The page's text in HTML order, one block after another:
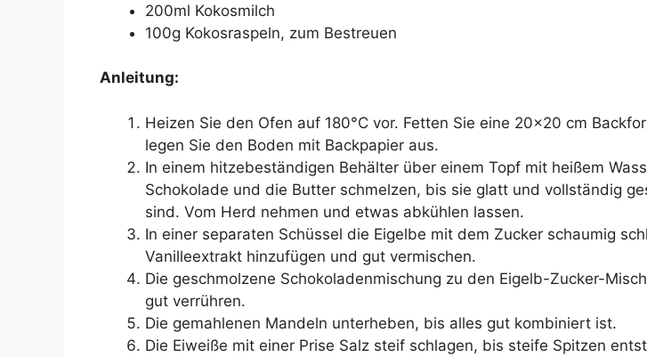
200ml Kokosmilch
100g Kokosraspeln, zum Bestreuen
Anleitung:
Heizen Sie den Ofen auf 180°C vor. Fetten Sie eine 20×20 cm
legen Sie den Boden mit Backpapier aus.
In einem hitzebeständigen Behälter über einem Topf mit heißem
Schokolade und die Butter schmelzen, bis sie glatt und vollständig
sind. Vom Herd nehmen und etwas abkühlen lassen.
In einer separaten Schüssel die Eigelbe mit dem Zucker schaumig
Vanilleextrakt hinzufügen und gut vermischen.
Die geschmolzene Schokoladenmischung zu den Eigelb-Zucker-
gut verrühren.
Die gemahlenen Mandeln unterheben, bis alles gut kombiniert ist.
Die Eiweiße mit einer Prise Salz steif schlagen, bis steife Spitzen